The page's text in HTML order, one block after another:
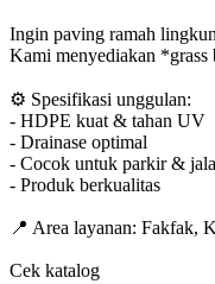
Ingin paving ramah
Kami menyediakan
⚙️ Spesifikasi unggulan:
- HDPE kuat & tahan UV
- Drainase optimal
- Cocok untuk parkir &
- Produk berkualitas
📍 Area layanan: Fakfak,
Cek katalog